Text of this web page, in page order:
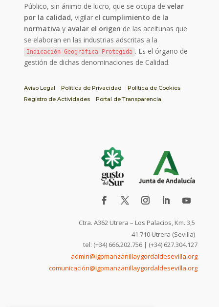
Público, sin ánimo de lucro, que se ocupa develar
por la calidad, vigilar el cumplimiento de la
normativa y avalar el origen de las aceitunas que
se elaboran en las industrias adscritas a la
Indicación Geográfica Protegida . Es el órgano de
gestión de dichas denominaciones de Calidad.
Aviso Legal Política de Privacidad
Política de Cookies
Registro de Actividades
Portal de Transparencia
Ctra. A362 Utrera – Los Palacios, Km. 3,5
41.710 Utrera (Sevilla)
tel: (+34) 666.202.756 | (+34) 627.304.127
admin@igpmanzanillaygordaldesevilla.org
comunicación@igpmanzanillaygordaldesevilla.org